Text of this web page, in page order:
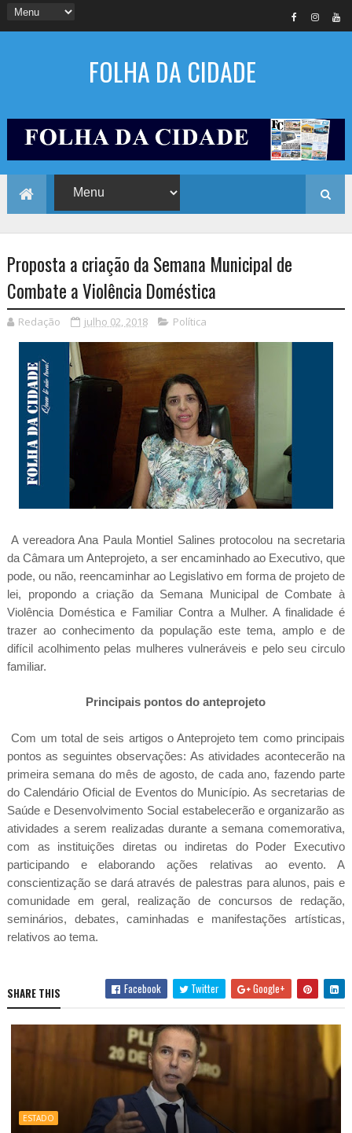
FOLHA DA CIDADE
Proposta a criação da Semana Municipal de
Combate a Violência Doméstica
Redação julho 02, 2018 Política
A vereadora Ana Paula Montiel Salines protocolou na secretaria
da Câmara um Anteprojeto, a ser encaminhado ao Executivo, que
pode, ou não, reencaminhar ao Legislativo em forma de projeto de
lei, propondo a criação da Semana Municipal de Combate à
Violência Doméstica e Familiar Contra a Mulher. A finalidade é
trazer ao conhecimento da população este tema, amplo e de
difícil acolhimento pelas mulheres vulneráveis e pelo seu circulo
familiar.
Principais pontos do anteprojeto
Com um total de seis artigos o Anteprojeto tem como principais
pontos as seguintes observações: As atividades acontecerão na
primeira semana do mês de agosto, de cada ano, fazendo parte
do Calendário Oficial de Eventos do Município. As secretarias de
Saúde e Desenvolvimento Social estabelecerão e organizarão as
atividades a serem realizadas durante a semana comemorativa,
com as instituições diretas ou indiretas do Poder Executivo
participando e elaborando ações relativas ao evento. A
conscientização se dará através de palestras para alunos, pais e
comunidade em geral, realização de concursos de redação,
seminários, debates, caminhadas e manifestações artísticas,
relativos ao tema.
SHARE THIS Facebook Twitter Google+
ESTADO